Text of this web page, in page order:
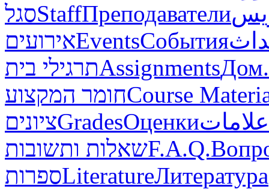
סגלStaffПреподаватели
אירועיםEventsСобытия
תרגילי ביתAssignmentsДом.
חומר המקצועCourse
ציוניםGradesОценкиعلامات
שאלות ותשובותF.A.Q.
ספרותLiteratureЛитература